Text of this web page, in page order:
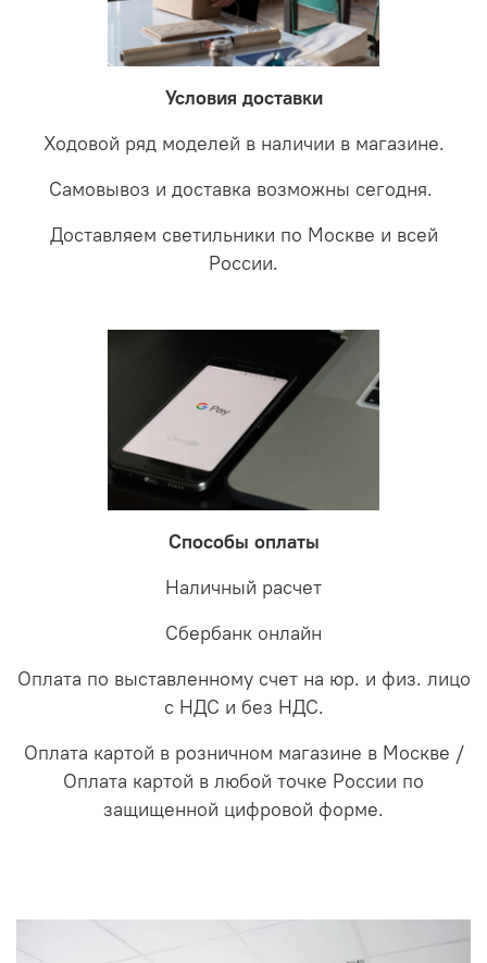
светильники на экспертизу производителю. После
проверки будет выясненная причина поломки и
соотношении с светодиодными. В этом случае покупая
LED светильники не только экономите деньги но еще
забудете что такое тусклость и недостаток освещения.
Условия доставки
Ходовой ряд моделей в наличии в магазине.
Самовывоз и доставка возможны сегодня.
Доставляем светильники по Москве и всей
России.
Способы оплаты
Наличный расчет
Сбербанк онлайн
Оплата по выставленному счет на юр. и физ. лицо
с НДС и без НДС.
Оплата картой в розничном магазине в Москве /
Оплата картой в любой точке России по
защищенной цифровой форме.